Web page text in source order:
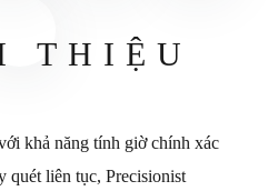
THIỆU
khả năng tính giờ chính xác
quét liên tục, Precisionist